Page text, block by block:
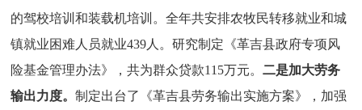
的驾校培训和装载机培训。全年共安排农牧民转移就业和城
镇就业困难人员就业439人。研究制定《革吉县政府专项风
险基金管理办法》，共为群众贷款115万元。二是加大劳务
输出力度。制定出台了《革吉县劳务输出实施方案》，加强